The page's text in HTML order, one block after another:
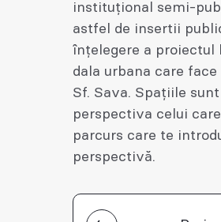
instituțional semi-
astfel de insertii
înțelegere a proiectul
dala urbana care
Sf. Sava. Spațiile
perspectiva celui
parcurs care te
perspectivă.